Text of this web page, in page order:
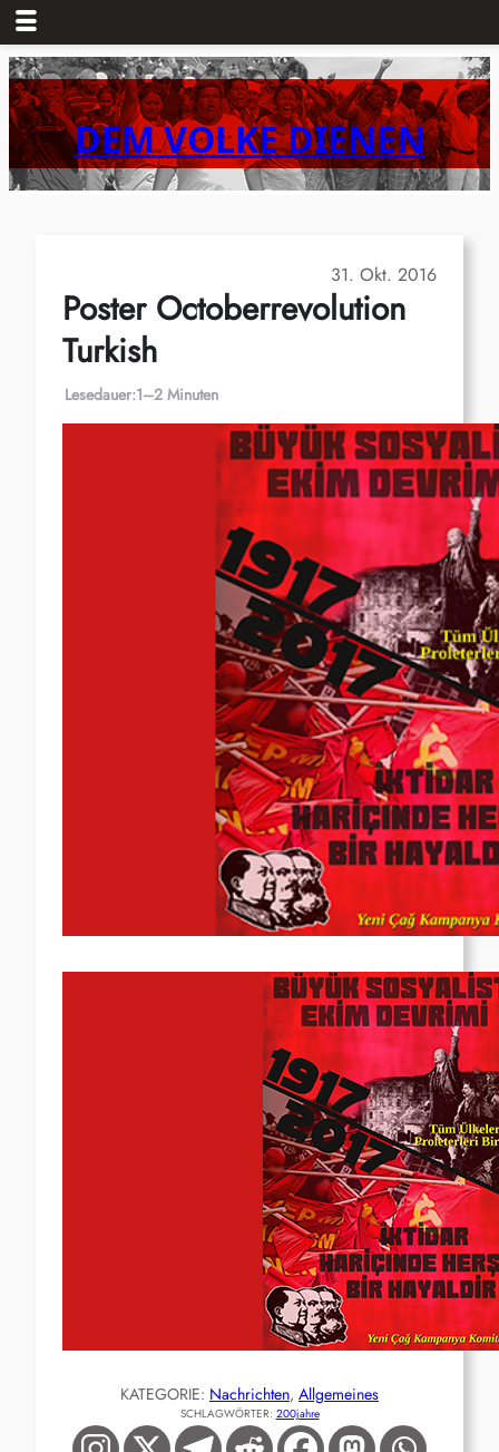
Zum
Inhalt
springenDEM VOLKE DIENEN
31. Okt. 2016
Poster Octoberrevolution
Turkish
Lesedauer:1–2 Minuten
KATEGORIE: Nachrichten, Allgemeines
SCHLAGWÖRTER: 200jahre